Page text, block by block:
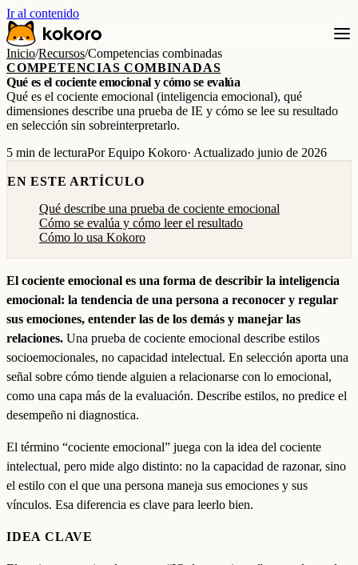
Ir al contenido
Inicio/Recursos/Competencias combinadas
COMPETENCIAS COMBINADAS
Qué es el cociente emocional y cómo se evalúa
Qué es el cociente emocional (inteligencia emocional), qué
dimensiones describe una prueba de IE y cómo se lee su resultado
en selección sin sobreinterpretarlo.
5 min de lecturaPor Equipo Kokoro· Actualizado junio de 2026
EN ESTE ARTÍCULO
Qué describe una prueba de cociente emocional
Cómo se evalúa y cómo leer el resultado
Cómo lo usa Kokoro
El cociente emocional es una forma de describir la inteligencia
emocional: la tendencia de una persona a reconocer y regular
sus emociones, entender las de los demás y manejar las
relaciones. Una prueba de cociente emocional describe estilos
socioemocionales, no capacidad intelectual. En selección aporta una
señal sobre cómo tiende alguien a relacionarse con lo emocional,
como una capa más de la evaluación. Describe estilos, no predice el
desempeño ni diagnostica.
El término “cociente emocional” juega con la idea del cociente
intelectual, pero mide algo distinto: no la capacidad de razonar, sino
el estilo con el que una persona maneja sus emociones y sus
vínculos. Esa diferencia es clave para leerlo bien.
IDEA CLAVE